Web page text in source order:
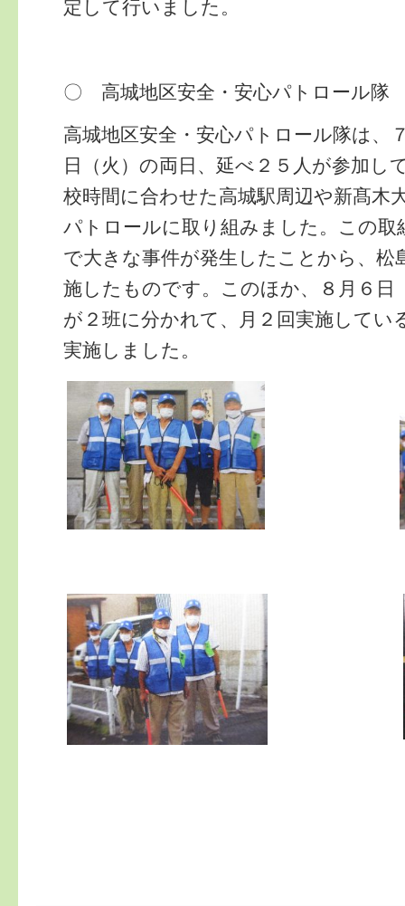
定して行いました。
〇 高城地区安全・安心パトロール隊
高城地区安全・安心パトロール隊は、
日（火）の両日、延べ２５人が参加し
校時間に合わせた高城駅周辺や新髙木
パトロールに取り組みました。この取
で大きな事件が発生したことから、松
施したものです。このほか、８月６日
が２班に分かれて、月２回実施してい
実施しました。